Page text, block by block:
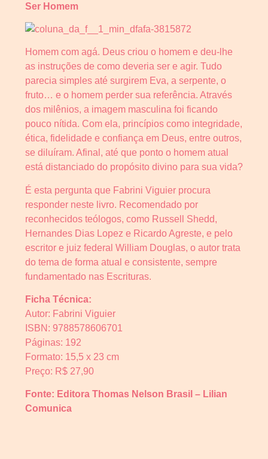
Ser Homem
Homem com agá. Deus criou o homem e deu-lhe
as instruções de como deveria ser e agir. Tudo
parecia simples até surgirem Eva, a serpente, o
fruto… e o homem perder sua referência. Através
dos milênios, a imagem masculina foi ficando
pouco nítida. Com ela, princípios como integridade,
ética, fidelidade e confiança em Deus, entre outros,
se diluíram. Afinal, até que ponto o homem atual
está distanciado do propósito divino para sua vida?
É esta pergunta que Fabrini Viguier procura
responder neste livro. Recomendado por
reconhecidos teólogos, como Russell Shedd,
Hernandes Dias Lopez e Ricardo Agreste, e pelo
escritor e juiz federal William Douglas, o autor trata
do tema de forma atual e consistente, sempre
fundamentado nas Escrituras.
Ficha Técnica:
Autor: Fabrini Viguier
ISBN: 9788578606701
Páginas: 192
Formato: 15,5 x 23 cm
Preço: R$ 27,90
Fonte: Editora Thomas Nelson Brasil – Lilian
Comunica